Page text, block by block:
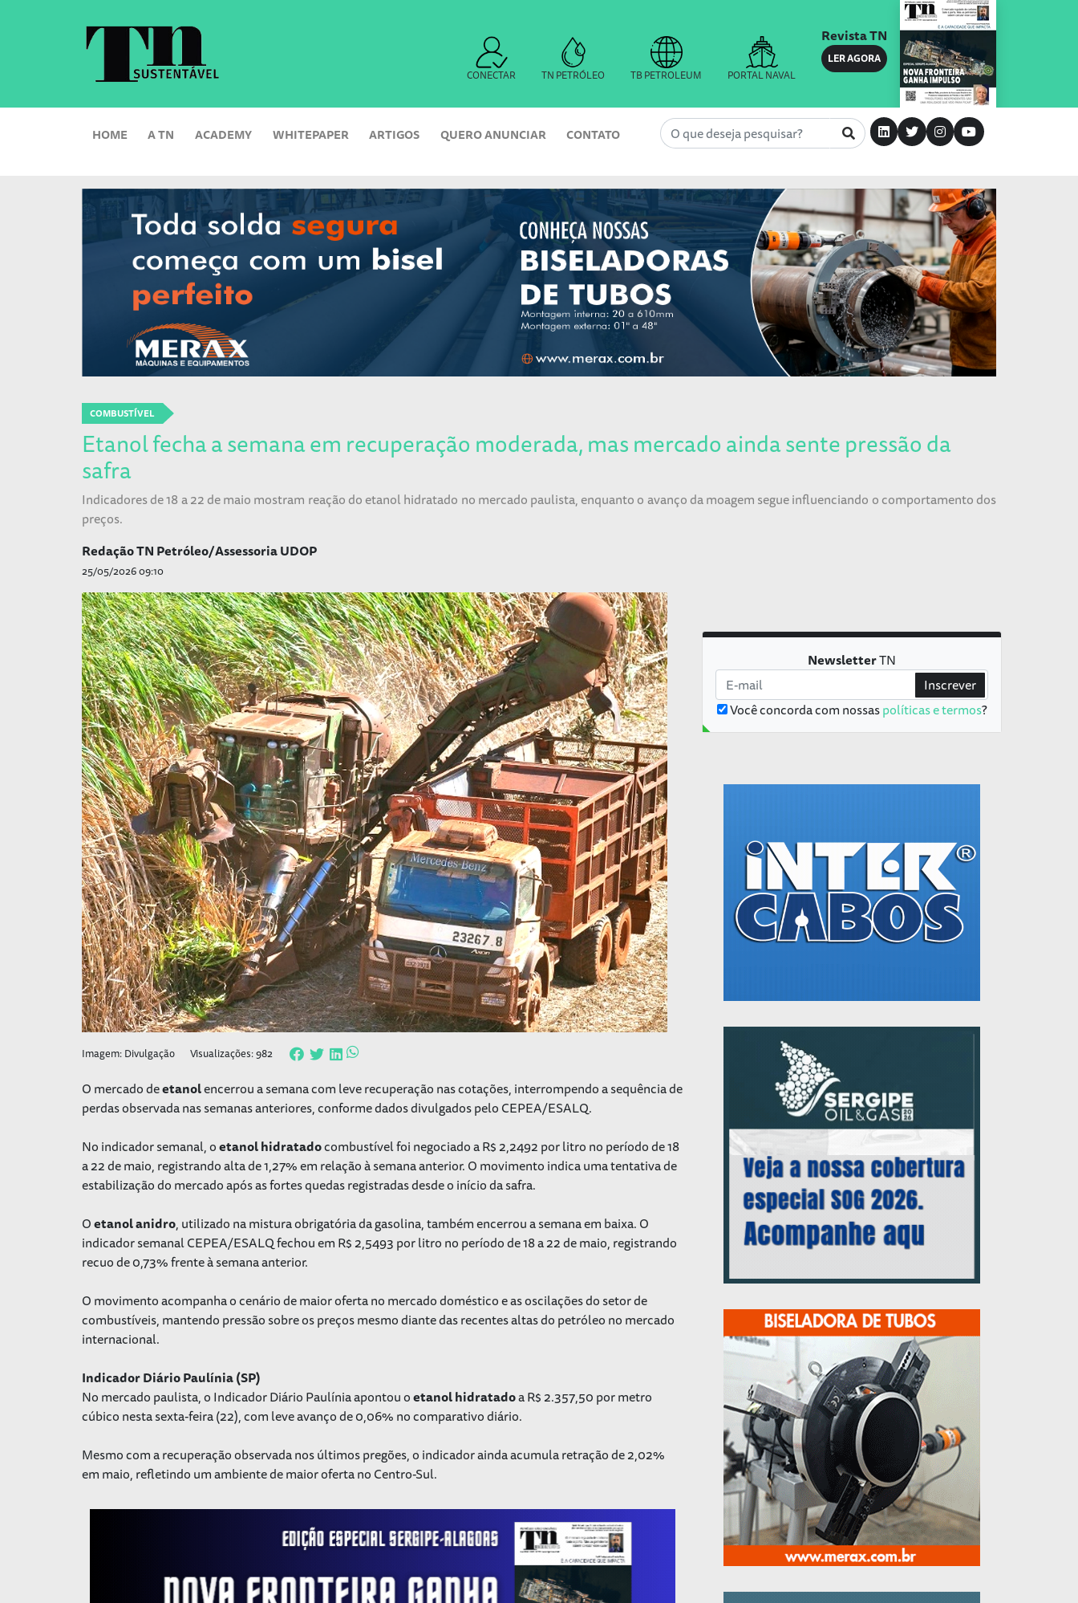
CONECTAR TN PETRÓLEO TB PETROLEUM PORTAL NAVAL
Revista TN
LER AGORA
HOME A TN ACADEMY WHITEPAPER ARTIGOS QUERO ANUNCIAR CONTATO
COMBUSTÍVEL
Etanol fecha a semana em recuperação moderada, mas mercado ainda sente pressão da
safra
Indicadores de 18 a 22 de maio mostram reação do etanol hidratado no mercado paulista, enquanto o avanço da moagem segue influenciando o comportamento dos
preços.
Redação TN Petróleo/Assessoria UDOP
25/05/2026 09:10
Imagem: Divulgação Visualizações: 982
O mercado deetanolencerrou a semana com leve recuperação nas cotações, interrompendo a sequência de
perdas observada nas semanas anteriores, conforme dados divulgados pelo CEPEA/ESALQ.
No indicador semanal, oetanolhidratadocombustível foi negociado a R$ 2,2492 por litro no período de 18
a 22 de maio, registrando alta de 1,27% em relação à semana anterior. O movimento indica uma tentativa de
estabilização do mercado após as fortes quedas registradas desde o início da safra.
Oetanolanidro, utilizado na mistura obrigatória da gasolina, também encerrou a semana em baixa. O
indicador semanal CEPEA/ESALQ fechou em R$ 2,5493 por litro no período de 18 a 22 de maio, registrando
recuo de 0,73% frente à semana anterior.
O movimento acompanha o cenário de maior oferta no mercado doméstico e as oscilações do setor de
combustíveis, mantendo pressão sobre os preços mesmo diante das recentes altas do petróleo no mercado
internacional.
Indicador Diário Paulínia (SP)
No mercado paulista, o Indicador Diário Paulínia apontou oetanolhidratadoa R$ 2.357,50 por metro
cúbico nesta sexta-feira (22), com leve avanço de 0,06% no comparativo diário.
Mesmo com a recuperação observada nos últimos pregões, o indicador ainda acumula retração de 2,02%
em maio, refletindo um ambiente de maior oferta no Centro-Sul.
NewsletterTN
Você concorda com nossaspolíticas e termos?
Inscrever